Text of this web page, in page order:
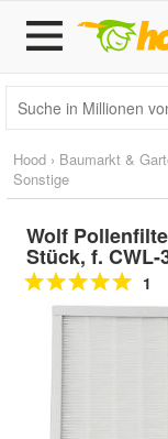
Hood › Baumarkt &
Sonstige
Wolf
Stück, f. CWL-
1